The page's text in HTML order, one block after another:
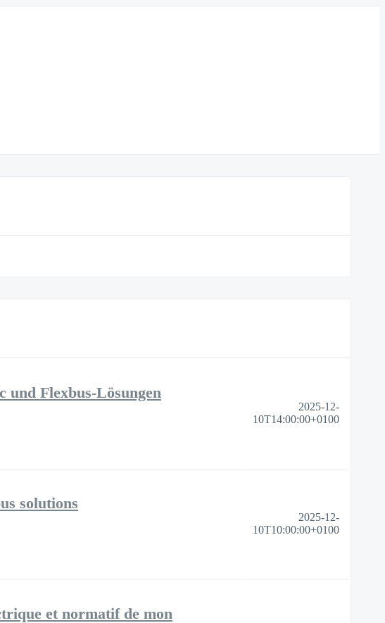
und Flexbus-Lösungen
2025-12-
10T14:00:00+0100
solutions
2025-12-
10T10:00:00+0100
et normatif de mon